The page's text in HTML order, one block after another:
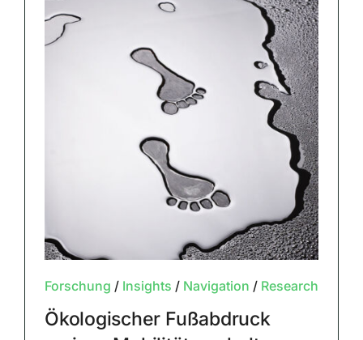
Forschung / Insights / Navigation / Research
Ökologischer Fußabdruck